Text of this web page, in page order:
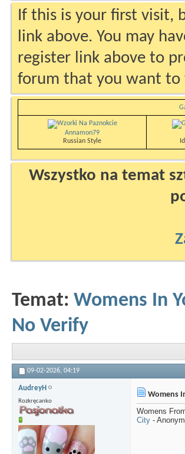
If this is your first visit,
link above. You may
register link above to
forum that you want to
Annamon79
Russian Style
Wszystko na temat
Temat: Womens In
No Verify
09-02-2026, 04:19
AudreyH
Rozkręcanko
Womens
Womens
City -